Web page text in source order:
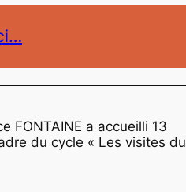
FONTAINE a accueilli 13
du cycle « Les visites du